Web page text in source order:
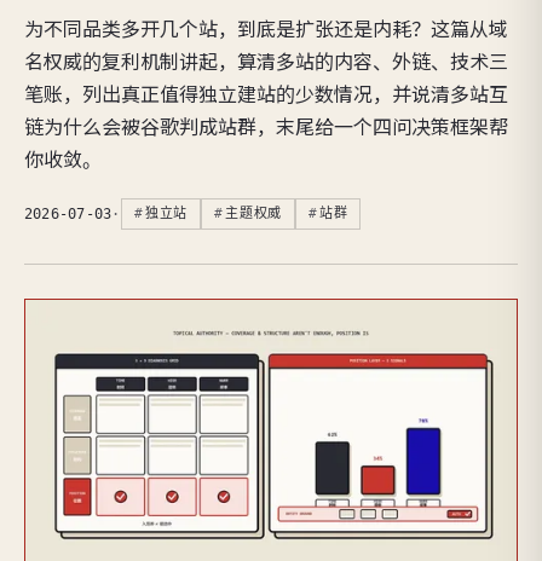
为不同品类多开几个站，到底是扩张还是内耗？这篇从域
名权威的复利机制讲起，算清多站的内容、外链、技术三
笔账，列出真正值得独立建站的少数情况，并说清多站互
链为什么会被谷歌判成站群，末尾给一个四问决策框架帮
你收敛。
2026-07-03 · 独立站 主题权威 站群